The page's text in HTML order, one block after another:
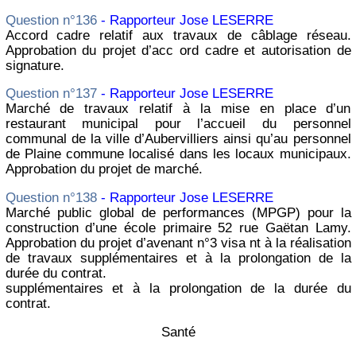
Question n°136- Rapporteur Jose LESERRE
Accord cadre relatif aux travaux de câblage réseau.
Approbation du projet d’acc ord cadre et autorisation de
signature.
Question n°137- Rapporteur Jose LESERRE
Marché de travaux relatif à la mise en place d’un
restaurant municipal pour l’accueil du personnel
communal de la ville d’Aubervilliers ainsi qu’au personnel
de Plaine commune localisé dans les locaux municipaux.
Approbation du projet de marché.
Question n°138- Rapporteur Jose LESERRE
Marché public global de performances (MPGP) pour la
construction d’une école primaire 52 rue Gaëtan Lamy.
Approbation du projet d’avenant n°3 visa nt à la réalisation
de travaux supplémentaires et à la prolongation de la
durée du contrat.
supplémentaires et à la prolongation de la durée du
contrat.
Santé